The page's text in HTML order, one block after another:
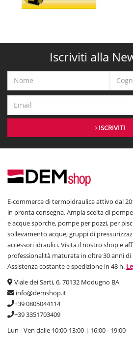
Iscriviti alla
ISCRIVITI
E-commerce di termoidraulica attivo dal
in pronta consegna. Ampia scelta di
e acque sporche, pompe per pozzi, per
sollevamento acque, gruppi di
accessori idraulici. Visita il nostro shop e
professionalità maturata in oltre 30 anni di
Assistenza costante e spedizione in 48 h.
Viale dei Sarti, 6, 70132 Modugno BA
info@demshop.it
+39 0805044114
+39 3351703409
Lun - Ven dalle 10:00-13:00 | 16:00 - 19:00